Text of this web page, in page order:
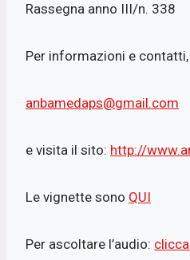
Rassegna anno III/n. 338
Per informazioni e
anbamedaps@gmail.com
e visita il sito: http://
Le vignette sono QUI
Per ascoltare l’audio: